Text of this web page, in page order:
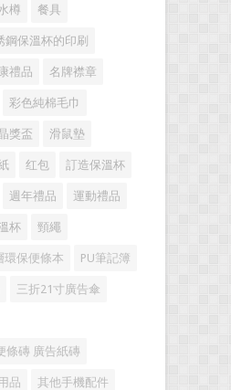
樽 餐具
鋼保溫杯的印刷
禮品 名牌襟章
彩色純棉毛巾
獎盃 滑鼠墊
红包 訂造保溫杯
週年禮品 運動禮品
杯 頸繩
環保便條本 PU筆記簿
三折21寸廣告傘
條磚 廣告紙磚
品 其他手機配件